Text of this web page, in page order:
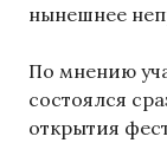
нынешнее
По мнению
состоялся
открытия